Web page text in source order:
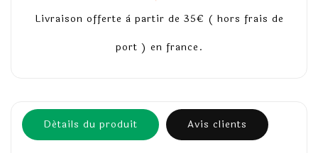
Livraison offerte à partir de 35€ ( hors frais de
port ) en france.
Détails du produit Avis clients